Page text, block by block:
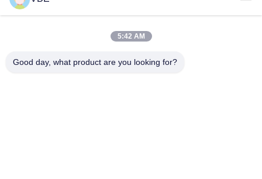
5:42 AM
Good day, what product are you looking for?